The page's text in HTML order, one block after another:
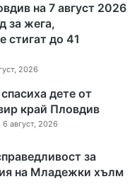
на 7 август 2026
за жега,
стигат до 41
2026
дете от
край Пловдив
август, 2026
за
на Младежки хълм